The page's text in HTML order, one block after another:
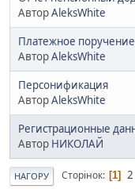
АвторAleksWhite
Платежное
АвторAleksWhite
Персонификация
АвторAleksWhite
Регистрационные
Автор НИКОЛАЙ
НАГОРУ Сторінок 1 2